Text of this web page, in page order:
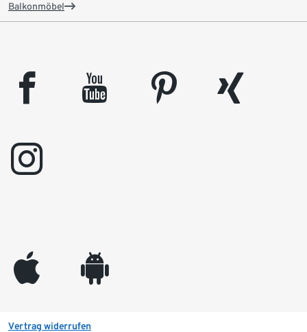
Balkonmöbel
facebook youtube pinterest
xing
instagram
appleinc android
Vertrag widerrufen